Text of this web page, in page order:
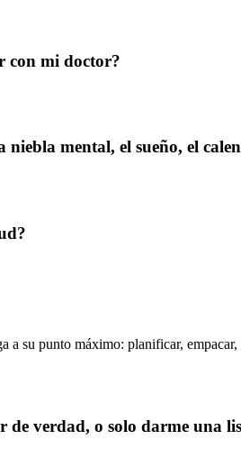
con mi doctor?
mental, el sueño, el
a su punto máximo: planificar,
verdad, o solo darme una